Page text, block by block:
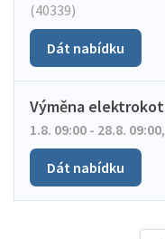
(40339)
Dát nabídku
Výměna
1.8. 09:00 - 28.8. 09:00,
Dát nabídku